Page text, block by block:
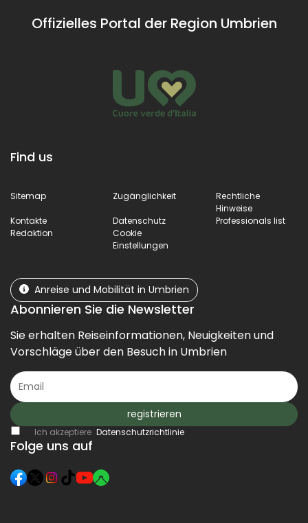
Offizielles Portal der Region Umbrien
Find us
Sitemap Zugänglichkeit
Rechtliche
Hinweise
Kontakte
Datenschutz
Professionals list
Redaktion
Cookie
Einstellungen
Anreise und Mobilität in Umbrien
Abonnieren Sie die Newsletter
Sie erhalten Reiseinformationen, Neuigkeiten und
Vorschläge über den Besuch in Umbrien
registrieren
Ich akzeptiere Datenschutzrichtlinie
Folge uns auf